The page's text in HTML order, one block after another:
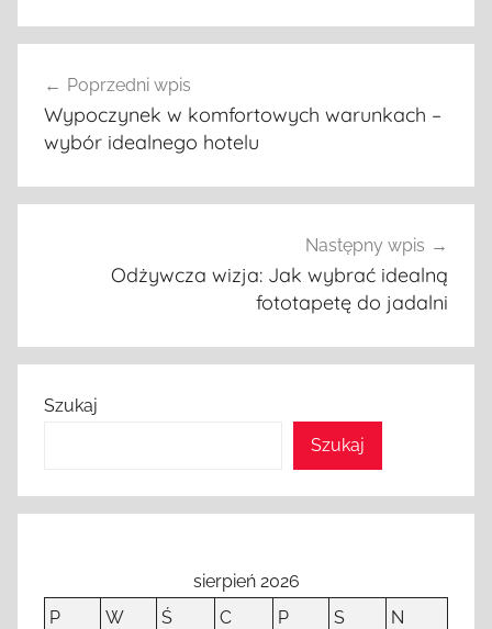
wpisu
Poprzedni wpis
Wypoczynek w komfortowych warunkach –
wybór idealnego hotelu
Następny wpis
Odżywcza wizja: Jak wybrać idealną
fototapetę do jadalni
Szukaj
Szukaj
sierpień 2026
P
W Ś C P S
N